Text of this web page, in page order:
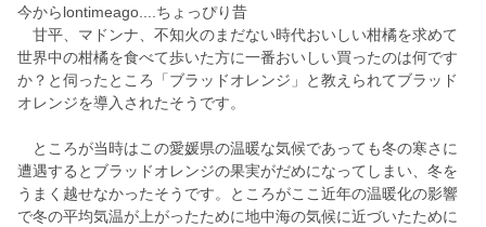
今からlontimeago....ちょっぴり昔
甘平、マドンナ、不知火のまだない時代おいしい柑橘を求めて
世界中の柑橘を食べて歩いた方に一番おいしい買ったのは何です
か？と伺ったところ「ブラッドオレンジ」と教えられてブラッド
オレンジを導入されたそうです。
ところが当時はこの愛媛県の温暖な気候であっても冬の寒さに
遭遇するとブラッドオレンジの果実がだめになってしまい、冬を
うまく越せなかったそうです。ところがここ近年の温暖化の影響
で冬の平均気温が上がったために地中海の気候に近づいたために